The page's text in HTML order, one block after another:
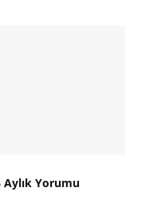
Aylık Yorumu